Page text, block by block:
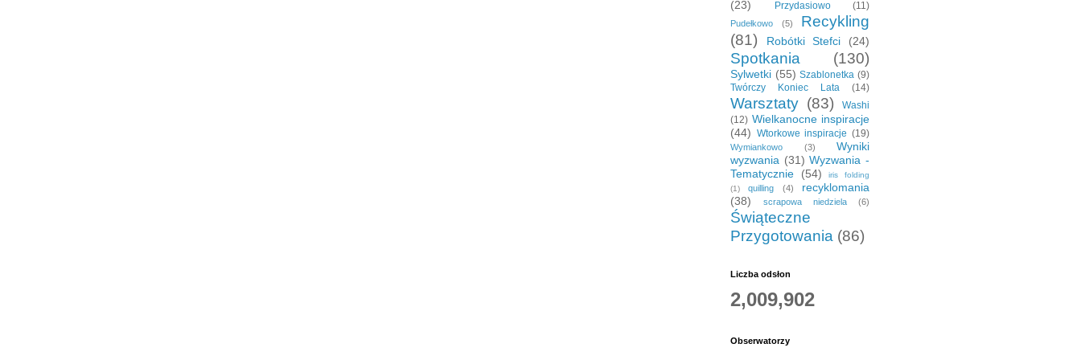
(23)
Przydasiowo (11)
Pudełkowo (5)
Recykling
(81)
Robótki Stefci (24)
Spotkania (130)
Sylwetki (55) Szablonetka (9)
Twórczy Koniec Lata
(14)
Warsztaty (83)
Washi
(12) Wielkanocne inspiracje
(44) Wtorkowe inspiracje (19)
Wymiankowo (3)
Wyniki
wyzwania (31) Wyzwania -
Tematycznie
(54)
iris folding
(1)
quilling (4)
recyklomania
(38)
scrapowa niedziela (6)
Świąteczne
Przygotowania (86)
Liczba odsłon
2,009,902
Obserwatorzy